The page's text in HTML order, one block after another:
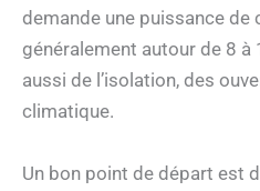
demande une puissance de
généralement autour de 8 à
aussi de l’isolation, des
climatique.
Un bon point de départ est